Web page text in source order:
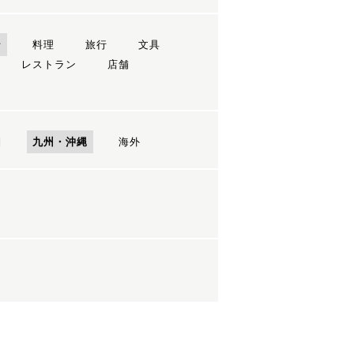
料理 旅行
文具
レストラン
店舗
九州・沖縄 海外